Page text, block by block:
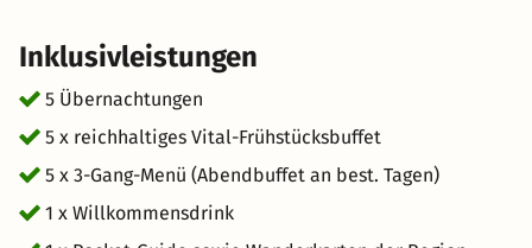
Inklusivleistungen
5 Übernachtungen
5 x reichhaltiges Vital-Frühstücksbuffet
5 x 3-Gang-Menü (Abendbuffet an best. Tagen)
1 x Willkommensdrink